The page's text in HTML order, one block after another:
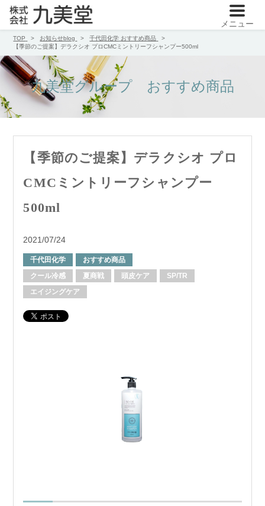
メニュー
TOP お知らせblog 千代田化学 おすすめ商品
【季節のご提案】デラクシオ プロCMCミントリーフシャンプー500ml
九美堂グループ おすすめ商品
【季節のご提案】デラクシオ プロ
CMCミントリーフシャンプー
500ml
2021/07/24
千代田化学
おすすめ商品
クール冷感
夏商戦 頭皮ケア
SP/TR
エイジングケア